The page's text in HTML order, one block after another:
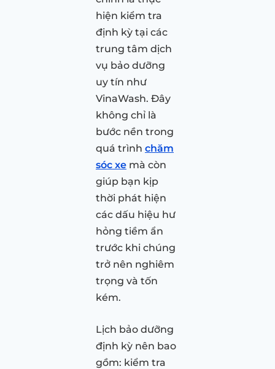
hiện kiểm tra
định kỳ tại các
trung tâm dịch
vụ bảo dưỡng
uy tín như
VinaWash. Đây
không chỉ là
bước nền trong
quá trình chăm
sóc xe mà còn
giúp bạn kịp
thời phát hiện
các dấu hiệu hư
hỏng tiềm ẩn
trước khi chúng
trở nên nghiêm
trọng và tốn
kém.
Lịch bảo dưỡng
định kỳ nên bao
gồm: kiểm tra